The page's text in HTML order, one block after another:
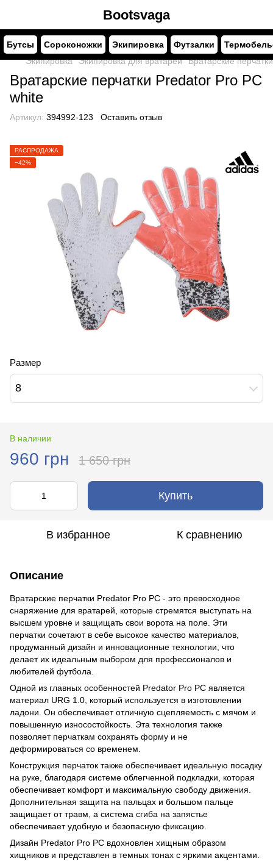
Bootsvaga
Бутсы Сороконожки Экипировка Футзалки
Экипировка
Экипировка для вратарей Вратарские
Вратарские перчатки Predator Pro PC
white
Артикул: 394992-123 Оставить отзыв
РАСПРОДАЖА
−42%
Размер
8
В наличии
960 грн 1 650 грн
Купить
В избранное К сравнению
Описание
Вратарские перчатки Predator Pro PC - это превосходное
снаряжение для вратарей, которые стремятся выступать на
высшем уровне и защищать свои ворота на поле. Эти
перчатки сочетают в себе высокое качество материалов,
продуманный дизайн и инновационные технологии, что
делает их идеальным выбором для профессионалов и
любителей футбола.
Одной из главных особенностей Predator Pro PC является
материал URG 1.0, который используется в изготовлении
ладони. Он обеспечивает отличную сцепляемость с мячом и
повышенную износостойкость. Эта технология также
позволяет перчаткам сохранять форму и не
деформироваться со временем.
Конструкция перчаток также обеспечивает идеальную посадку
на руке, благодаря системе облегченной подкладки, которая
обеспечивает комфорт и максимальную свободу движения.
Дополнительная защита на пальцах и большом пальце
защищает от травм, а система сгиба на запястье
обеспечивает удобную и безопасную фиксацию.
Дизайн Predator Pro PC вдохновлен хищным образом
хищников и представлен в темных тонах с яркими акцентами.